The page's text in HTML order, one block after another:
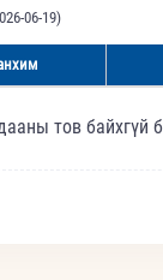
06-19)
тов байхгүй